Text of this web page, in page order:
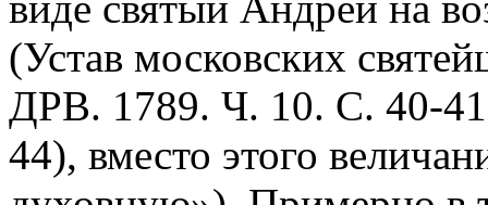
(Устав московских
ДРВ. 1789. Ч. 10. С. 40-
44), вместо этого